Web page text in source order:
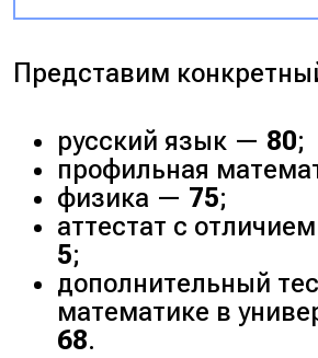
Представим
русский язык — 80;
профильная
физика — 75;
аттестат с
5;
дополнительный
математике в
68.